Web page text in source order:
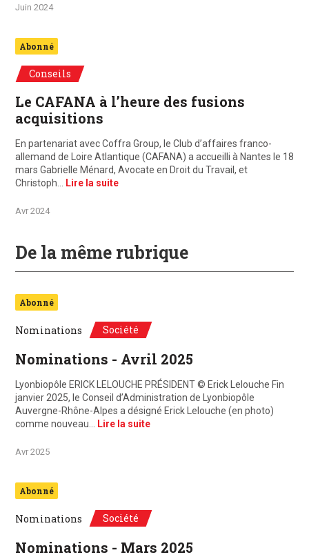
Juin 2024
Abonné
Conseils
Le CAFANA à l’heure des fusions
acquisitions
En partenariat avec Coffra Group, le Club d’affaires franco-
allemand de Loire Atlantique (CAFANA) a accueilli à Nantes le 18
mars Gabrielle Ménard, Avocate en Droit du Travail, et
Christoph…
Lire la suite
Avr 2024
De la même rubrique
Abonné
Nominations Société
Nominations - Avril 2025
Lyonbiopôle ERICK LELOUCHE PRÉSIDENT © Erick Lelouche Fin
janvier 2025, le Conseil d’Administration de Lyonbiopôle
Auvergne-Rhône-Alpes a désigné Erick Lelouche (en photo)
comme nouveau…
Lire la suite
Avr 2025
Abonné
Nominations Société
Nominations - Mars 2025